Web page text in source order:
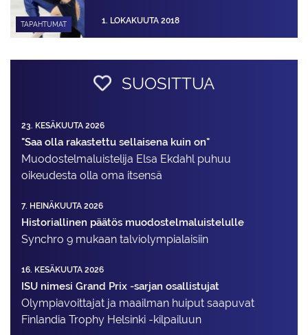
TAPAHTUMAT 1. LOKAKUUTA 2018
SUOSITTUA
23. KESÄKUUTA 2026
"Saa olla rakastettu sellaisena kuin on"
Muodostelma­luistelija Elsa Ekdahl puhuu
oikeudesta olla oma itsensä
7. HEINÄKUUTA 2026
Historiallinen päätös muodostelmaluistelulle
Synchro 9 mukaan talviolympialaisiin
16. KESÄKUUTA 2026
ISU nimesi Grand Prix -sarjan osallistujat
Olympiavoittajat ja maailman huiput saapuvat
Finlandia Trophy Helsinki -kilpailuun